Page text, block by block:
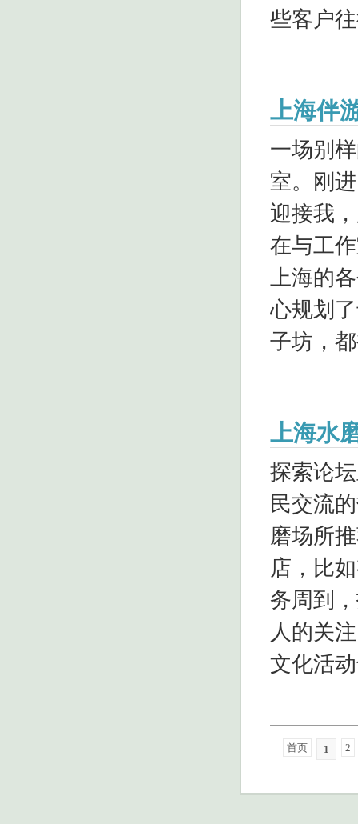
些客户
上海伴
一场别
室。刚
迎接我
在与工
上海的
心规划
子坊，
上海水
探索论
民交流
磨场所
店，比
务周到
人的关
文化活
首页 1 2